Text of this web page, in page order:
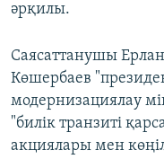
әрқилы.
Саясаттанушы
Көшербаев
модернизациялау
"билік транзиті
акциялары мен